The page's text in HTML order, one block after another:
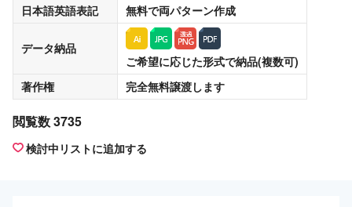
日本語英語表記
無料で両パターン作成
データ納品
ご希望に応じた形式で納品(複数可)
著作権
完全無料譲渡します
閲覧数 3735
検討中リストに追加する